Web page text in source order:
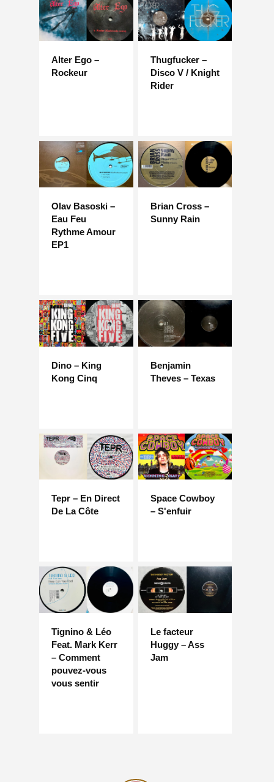
Alter Ego –
Rockeur
Thugfucker –
Disco V / Knight
Rider
Olav Basoski –
Eau Feu
Rythme Amour
EP1
Brian Cross –
Sunny Rain
Dino – King
Kong Cinq
Benjamin
Theves – Texas
Tepr – En Direct
De La Côte
Space Cowboy
– S'enfuir
Tignino & Léo
Feat. Mark Kerr
– Comment
pouvez-vous
vous sentir
Le facteur
Huggy – Ass
Jam